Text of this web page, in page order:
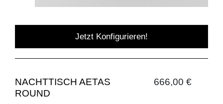
Jetzt Konfigurieren!
NACHTTISCH AETAS
ROUND
666,00 €